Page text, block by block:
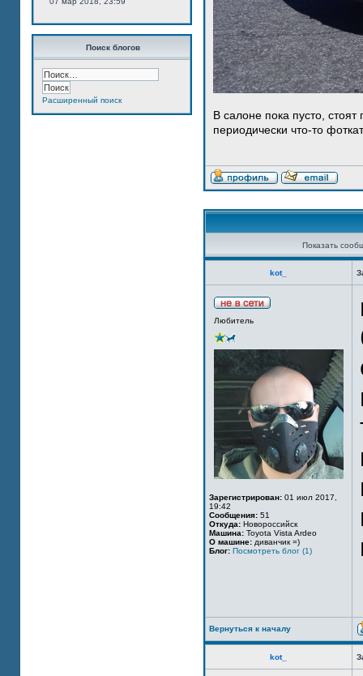
Поиск блогов
Расширенный поиск
В салоне пока пусто,
периодически что-то
Показать
kot_
Любитель
Зарегистрирован: 01 июл 2017,
19:42
Сообщения: 51
Откуда: Новороссийск
Машина: Toyota Vista Ardeo
О машине: диванчик =)
Блог: Посмотреть блог (1)
Вернуться к началу
kot_